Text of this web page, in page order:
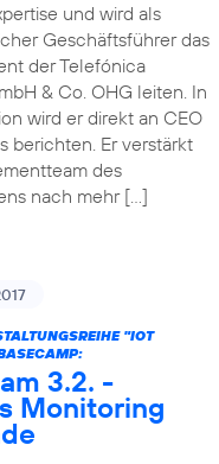
und wird als
Geschäftsführer das
der Telefónica
& Co. OHG leiten. In
wird er direkt an CEO
berichten. Er verstärkt
des
nach mehr […]
"IOT
3.2. -
Monitoring